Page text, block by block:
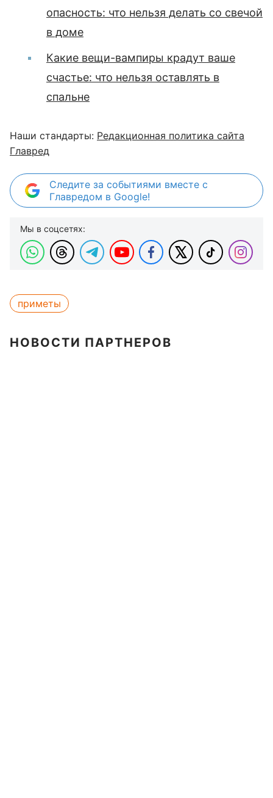
опасность: что нельзя делать со свечой
в доме
Какие вещи-вампиры крадут ваше
счастье: что нельзя оставлять в
спальне
Наши стандарты: Редакционная политика сайта
Главред
Следите за событиями вместе с
Главредом в Google!
Мы в соцсетях:
приметы
НОВОСТИ ПАРТНЕРОВ